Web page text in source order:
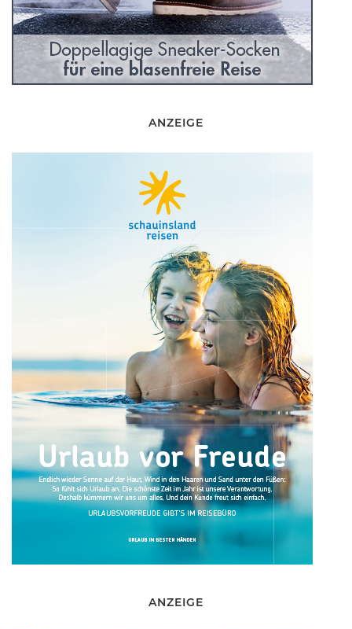
ANZEIGE
ANZEIGE